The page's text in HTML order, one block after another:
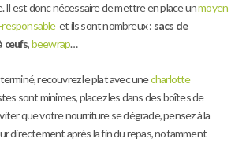
Il est donc nécessaire de mettre en place unmoyen
et ils sont nombreux : sacs de
œufs,beewrap…
recouvrez le plat avec unecharlotte
sont minimes, placez les dans des boîtes de
que votre nourriture se dégrade, pensez à la
directement après la fin du repas, notamment